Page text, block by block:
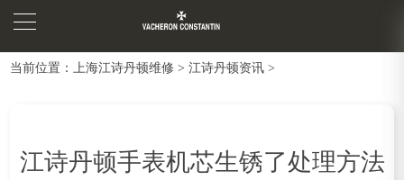
当前位置： 上海江诗丹顿维修 >江诗丹顿资讯 >
江诗丹顿手表机芯生锈了处理方法